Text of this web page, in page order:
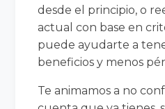
desde el principio, o
actual con base en
puede ayudarte a
beneficios y menos
Te animamos a no